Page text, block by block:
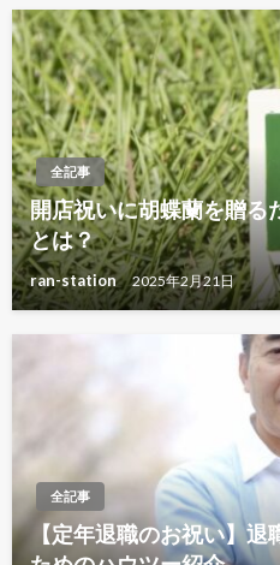
全記事
開店祝いに胡蝶蘭を贈る
とは？
ran-station 2025年2月21日
全記事
【定年退職のお祝い】